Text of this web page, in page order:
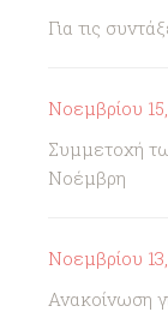
Για τις
Νοεμβρίου
Συμμετοχή
Νοέμβρη
Νοεμβρίου
Ανακοίνωση